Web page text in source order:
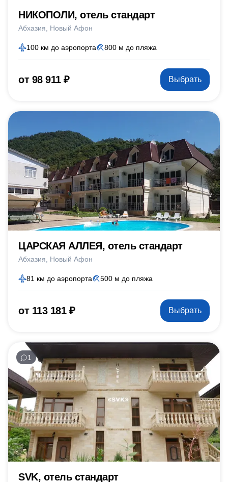
НИКОПОЛИ, отель стандарт
Абхазия Новый Афон
100 км до аэропорта 800 м до пляжа
от 98 911 ₽ Выбрать
ЦАРСКАЯ АЛЛЕЯ, отель стандарт
Абхазия Новый Афон
81 км до аэропорта 500 м до пляжа
от 113 181 ₽ Выбрать
1
SVK, отель стандарт